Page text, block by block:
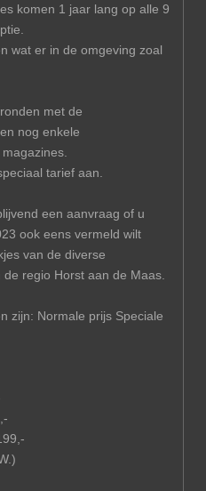
komen 1 jaar lang op alle 9
wat er in de omgeving zoal
met de
nog enkele
tarief aan.
een aanvraag of u
ook eens vermeld wilt
van de diverse
regio Horst aan de Maas.
zijn: Normale prijs Speciale